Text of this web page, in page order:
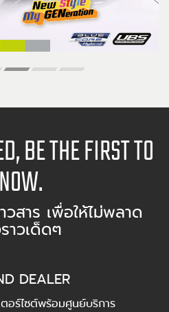
BE THE FIRST TO
สาร เพื่อให้ไม่พลาด
าวเด็ดๆ
DEALER
อร์ไซต์พร้อมศูนย์บริการ